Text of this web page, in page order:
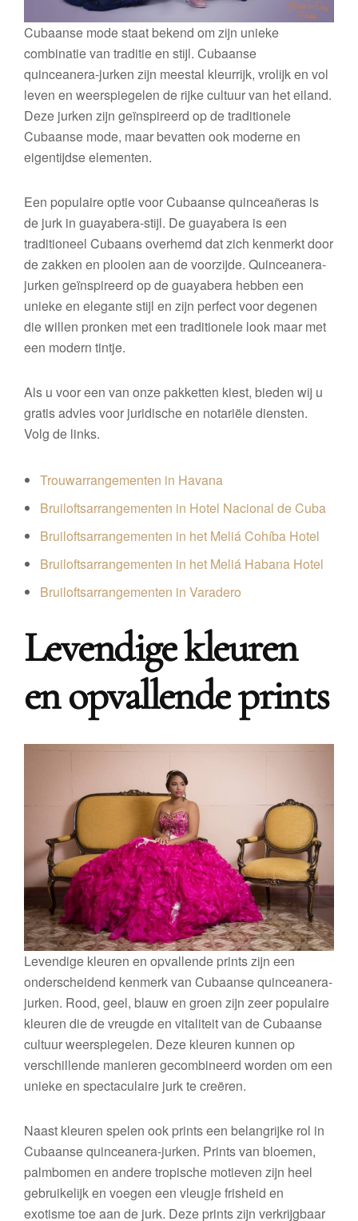
Cubaanse mode staat bekend om zijn unieke
combinatie van traditie en stijl. Cubaanse
quinceanera-jurken zijn meestal kleurrijk, vrolijk en vol
leven en weerspiegelen de rijke cultuur van het eiland.
Deze jurken zijn geïnspireerd op de traditionele
Cubaanse mode, maar bevatten ook moderne en
eigentijdse elementen.
Een populaire optie voor Cubaanse quinceañeras is
de jurk in guayabera-stijl. De guayabera is een
traditioneel Cubaans overhemd dat zich kenmerkt door
de zakken en plooien aan de voorzijde. Quinceanera-
jurken geïnspireerd op de guayabera hebben een
unieke en elegante stijl en zijn perfect voor degenen
die willen pronken met een traditionele look maar met
een modern tintje.
Als u voor een van onze pakketten kiest, bieden wij u
gratis advies voor juridische en notariële diensten.
Volg de links.
Trouwarrangementen in Havana
Bruiloftsarrangementen in Hotel Nacional de Cuba
Bruiloftsarrangementen in het Meliá Cohíba Hotel
Bruiloftsarrangementen in het Meliá Habana Hotel
Bruiloftsarrangementen in Varadero
Levendige kleuren
en opvallende prints
Levendige kleuren en opvallende prints zijn een
onderscheidend kenmerk van Cubaanse quinceanera-
jurken. Rood, geel, blauw en groen zijn zeer populaire
kleuren die de vreugde en vitaliteit van de Cubaanse
cultuur weerspiegelen. Deze kleuren kunnen op
verschillende manieren gecombineerd worden om een
​​unieke en spectaculaire jurk te creëren.
Naast kleuren spelen ook prints een belangrijke rol in
Cubaanse quinceanera-jurken. Prints van bloemen,
palmbomen en andere tropische motieven zijn heel
gebruikelijk en voegen een vleugje frisheid en
exotisme toe aan de jurk. Deze prints zijn verkrijgbaar